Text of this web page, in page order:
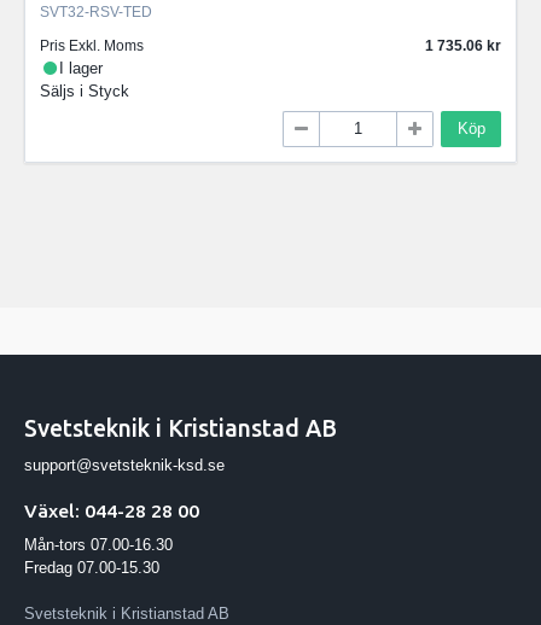
SVT32-RSV-TED
Pris Exkl. Moms
1 735.06
I lager
Säljs i Styck
Köp
Svetsteknik i Kristianstad AB
support@svetsteknik-ksd.se
Växel: 044-28 28 00
Mån-tors 07.00-16.30
Fredag 07.00-15.30
Svetsteknik i Kristianstad AB